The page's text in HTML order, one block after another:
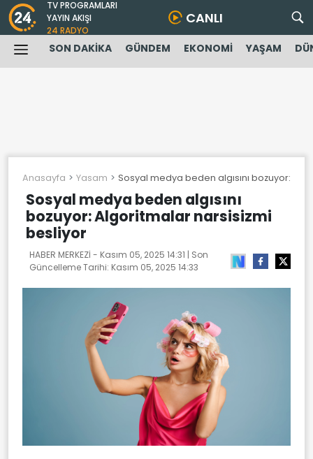
TV PROGRAMLARI
YAYIN AKIŞI
24 RADYO
CANLI
SON DAKİKA GÜNDEM EKONOMİ YAŞAM
Anasayfa Yasam Sosyal medya beden algısını bozuyor:
Sosyal medya beden algısını
bozuyor: Algoritmalar narsisizmi
besliyor
HABER MERKEZİ - Kasım 05, 2025 14:31 | Son
Güncelleme Tarihi: Kasım 05, 2025 14:33